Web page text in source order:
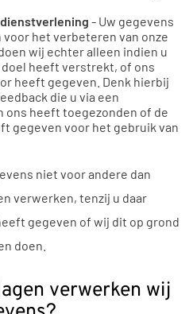
- Uw gegevens
het verbeteren van onze
wij echter alleen indien u
heeft verstrekt, of ons
heeft gegeven. Denk hierbij
die u via een
ons heeft toegezonden of de
gegeven voor het gebruik van
niet voor andere dan
verwerken, tenzij u daar
gegeven of wij dit op grond
doen.
verwerken wij